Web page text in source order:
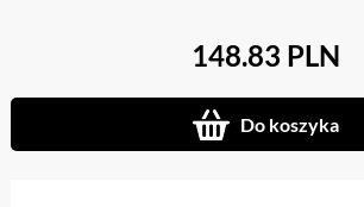
148.83 PLN
Do koszyka